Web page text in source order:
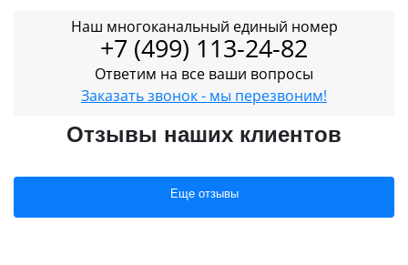
Наш многоканальный единый номер
+7 (499) 113-24-82
Ответим на все ваши вопросы
Заказать звонок - мы перезвоним!
Отзывы наших клиентов
Еще отзывы